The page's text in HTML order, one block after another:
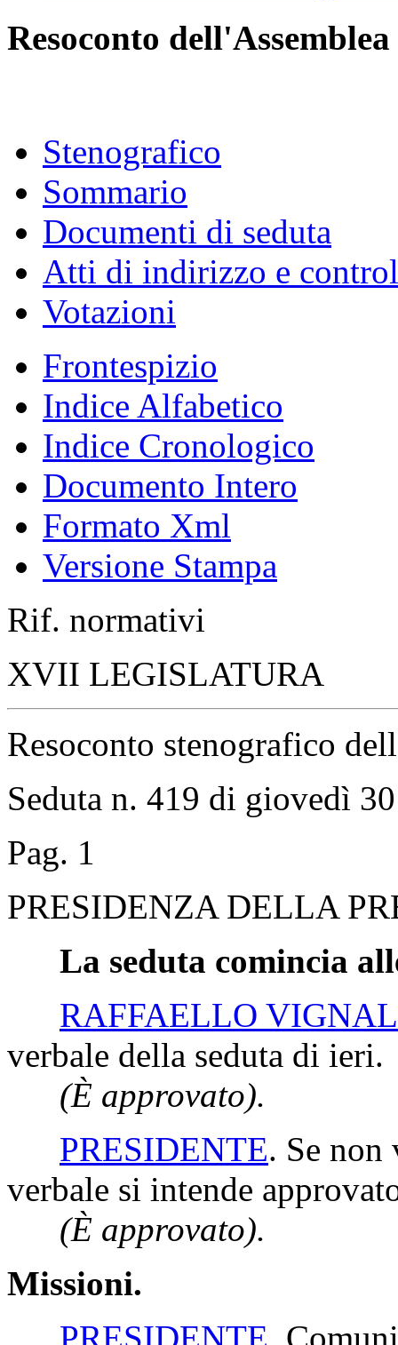
Resoconto dell'Assemblea
Stenografico
Sommario
Documenti di seduta
Atti di indirizzo e
Votazioni
Frontespizio
Indice Alfabetico
Indice Cronologico
Documento Intero
Formato Xml
Versione Stampa
Rif. normativi
XVII LEGISLATURA
Resoconto stenografico
Seduta n. 419 di giovedì
Pag. 1
PRESIDENZA DELLA
La seduta comincia
RAFFAELLO
verbale della seduta di ieri.
(È approvato).
PRESIDENTE. Se non
verbale si intende
(È approvato).
Missioni.
PRESIDENTE .